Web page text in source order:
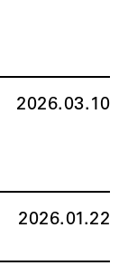
2026.03.10
2026.01.22